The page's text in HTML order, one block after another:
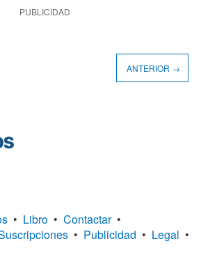
PUBLICIDAD
ANTERIOR →
• Libro • Contactar •
• Publicidad • Legal •